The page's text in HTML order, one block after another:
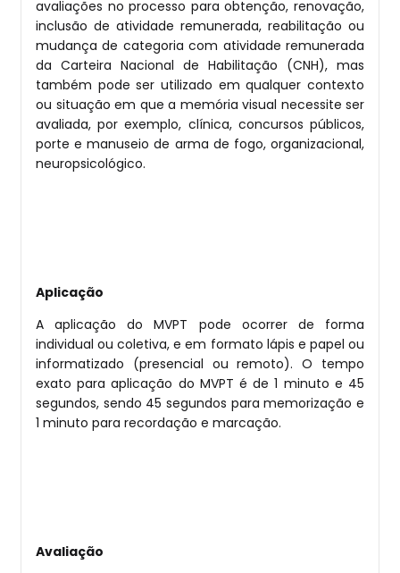
avaliações no processo para obtenção, renovação,
inclusão de atividade remunerada, reabilitação ou
mudança de categoria com atividade remunerada
da Carteira Nacional de Habilitação (CNH), mas
também pode ser utilizado em qualquer contexto
ou situação em que a memória visual necessite ser
avaliada, por exemplo, clínica, concursos públicos,
porte e manuseio de arma de fogo, organizacional,
neuropsicológico.
Aplicação
A aplicação do MVPT pode ocorrer de forma
individual ou coletiva, e em formato lápis e papel ou
informatizado (presencial ou remoto). O tempo
exato para aplicação do MVPT é de 1 minuto e 45
segundos, sendo 45 segundos para memorização e
1 minuto para recordação e marcação.
Avaliação